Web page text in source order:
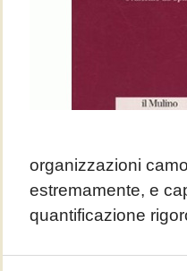
organizzazioni
estremamente, e
quantificazione